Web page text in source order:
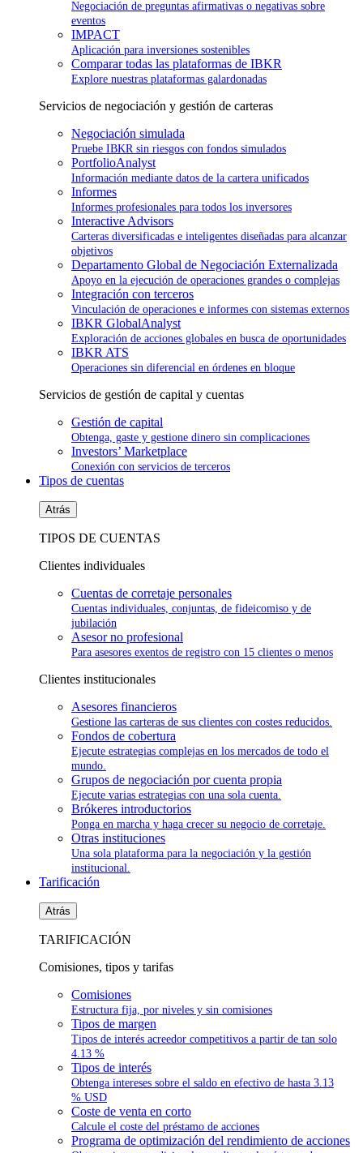
Negociación de preguntas afirmativas o negativas sobre
eventos
IMPACT
Aplicación para inversiones sostenibles
Comparar todas las plataformas de IBKR
Explore nuestras plataformas galardonadas
Servicios de negociación y gestión de carteras
Negociación simulada
Pruebe IBKR sin riesgos con fondos simulados
PortfolioAnalyst
Información mediante datos de la cartera unificados
Informes
Informes profesionales para todos los inversores
Interactive Advisors
Carteras diversificadas e inteligentes diseñadas para alcanzar
objetivos
Departamento Global de Negociación Externalizada
Apoyo en la ejecución de operaciones grandes o complejas
Integración con terceros
Vinculación de operaciones e informes con sistemas externos
IBKR GlobalAnalyst
Exploración de acciones globales en busca de oportunidades
IBKR ATS
Operaciones sin diferencial en órdenes en bloque
Servicios de gestión de capital y cuentas
Gestión de capital
Obtenga, gaste y gestione dinero sin complicaciones
Investors’ Marketplace
Conexión con servicios de terceros
Tipos de cuentas
Atrás
TIPOS DE CUENTAS
Clientes individuales
Cuentas de corretaje personales
Cuentas individuales, conjuntas, de fideicomiso y de
jubilación
Asesor no profesional
Para asesores exentos de registro con 15 clientes o menos
Clientes institucionales
Asesores financieros
Gestione las carteras de sus clientes con costes reducidos.
Fondos de cobertura
Ejecute estrategias complejas en los mercados de todo el
mundo.
Grupos de negociación por cuenta propia
Ejecute varias estrategias con una sola cuenta.
Brókeres introductorios
Ponga en marcha y haga crecer su negocio de corretaje.
Otras instituciones
Una sola plataforma para la negociación y la gestión
institucional.
Tarificación
Atrás
TARIFICACIÓN
Comisiones, tipos y tarifas
Comisiones
Estructura fija, por niveles y sin comisiones
Tipos de margen
Tipos de interés acreedor competitivos a partir de tan solo
4.13 %
Tipos de interés
Obtenga intereses sobre el saldo en efectivo de hasta 3.13
% USD
Coste de venta en corto
Calcule el coste del préstamo de acciones
Programa de optimización del rendimiento de acciones